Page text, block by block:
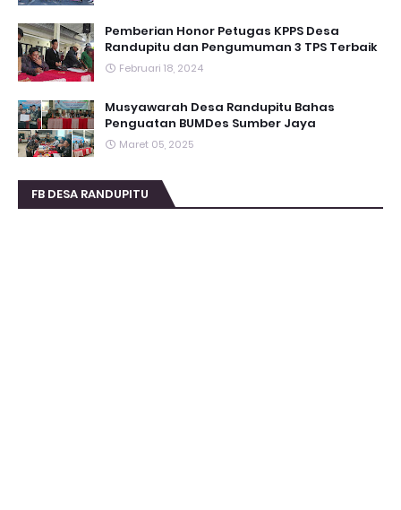
Pemberian Honor Petugas KPPS Desa
Randupitu dan Pengumuman 3 TPS Terbaik
Februari 18, 2024
Musyawarah Desa Randupitu Bahas
Penguatan BUMDes Sumber Jaya
Maret 05, 2025
FB DESA RANDUPITU